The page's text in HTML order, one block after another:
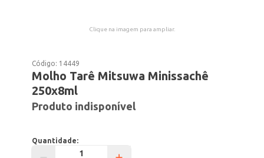
Clique na imagem para ampliar.
Código: 14449
Molho Tarê Mitsuwa Minissachê
250x8ml
Produto indisponível
Quantidade: